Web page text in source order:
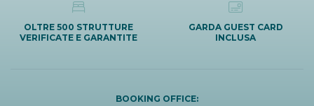
OLTRE 500 STRUTTURE
VERIFICATE E GARANTITE
GARDA GUEST CARD
INCLUSA
BOOKING OFFICE: